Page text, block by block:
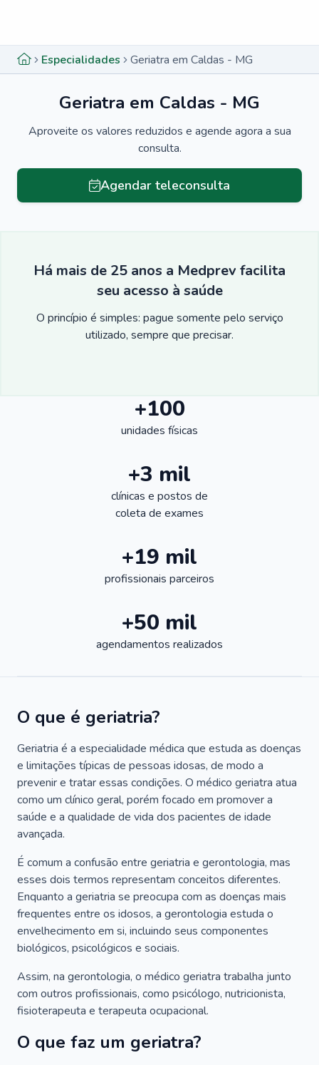
Especialidades Geriatra em Caldas - MG
Geriatra em Caldas - MG
Aproveite os valores reduzidos e agende agora a sua
consulta.
Agendar teleconsulta
Há mais de 25 anos a Medprev facilita
seu acesso à saúde
O princípio é simples: pague somente pelo serviço
utilizado, sempre que precisar.
+100
unidades físicas
+3 mil
clínicas e postos de
coleta de exames
+19 mil
profissionais parceiros
+50 mil
agendamentos realizados
O que é geriatria?
Geriatria é a especialidade médica que estuda as doenças
e limitações típicas de pessoas idosas, de modo a
prevenir e tratar essas condições. O médico geriatra atua
como um clínico geral, porém focado em promover a
saúde e a qualidade de vida dos pacientes de idade
avançada.
É comum a confusão entre geriatria e gerontologia, mas
esses dois termos representam conceitos diferentes.
Enquanto a geriatria se preocupa com as doenças mais
frequentes entre os idosos, a gerontologia estuda o
envelhecimento em si, incluindo seus componentes
biológicos, psicológicos e sociais.
Assim, na gerontologia, o médico geriatra trabalha junto
com outros profissionais, como psicólogo, nutricionista,
fisioterapeuta e terapeuta ocupacional.
O que faz um geriatra?